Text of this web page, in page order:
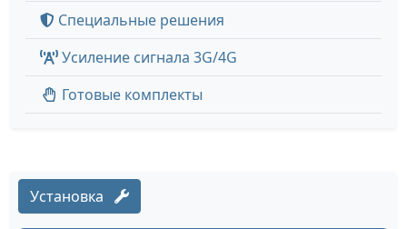
Специальные решения
Усиление сигнала 3G/4G
Готовые комплекты
Установка